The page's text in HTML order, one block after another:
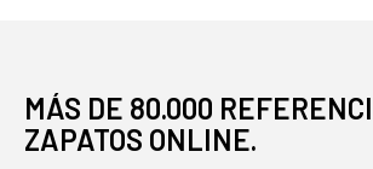
MÁS DE 80.000
ZAPATOS ONLINE.